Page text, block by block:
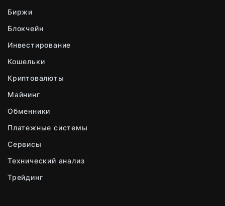
Биржи
Блокчейн
Инвестирование
Кошельки
Криптовалюты
Майнинг
Обменники
Платежные системы
Сервисы
Технический анализ
Трейдинг